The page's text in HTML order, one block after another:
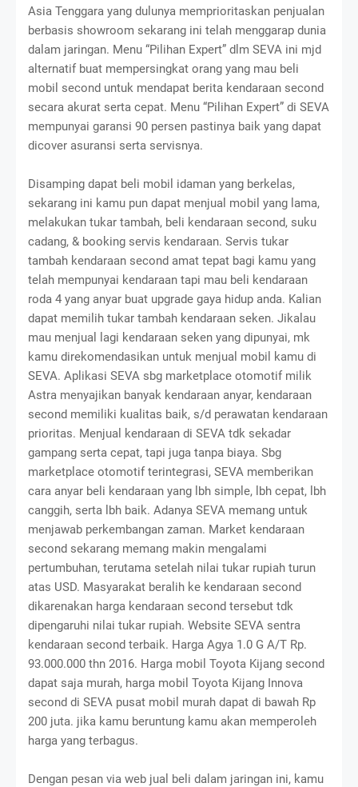
Asia Tenggara yang dulunya memprioritaskan penjualan
berbasis showroom sekarang ini telah menggarap dunia
dalam jaringan. Menu “Pilihan Expert” dlm SEVA ini mjd
alternatif buat mempersingkat orang yang mau beli
mobil second untuk mendapat berita kendaraan second
secara akurat serta cepat. Menu “Pilihan Expert” di SEVA
mempunyai garansi 90 persen pastinya baik yang dapat
dicover asuransi serta servisnya.
Disamping dapat beli mobil idaman yang berkelas,
sekarang ini kamu pun dapat menjual mobil yang lama,
melakukan tukar tambah, beli kendaraan second, suku
cadang, & booking servis kendaraan. Servis tukar
tambah kendaraan second amat tepat bagi kamu yang
telah mempunyai kendaraan tapi mau beli kendaraan
roda 4 yang anyar buat upgrade gaya hidup anda. Kalian
dapat memilih tukar tambah kendaraan seken. Jikalau
mau menjual lagi kendaraan seken yang dipunyai, mk
kamu direkomendasikan untuk menjual mobil kamu di
SEVA. Aplikasi SEVA sbg marketplace otomotif milik
Astra menyajikan banyak kendaraan anyar, kendaraan
second memiliki kualitas baik, s/d perawatan kendaraan
prioritas. Menjual kendaraan di SEVA tdk sekadar
gampang serta cepat, tapi juga tanpa biaya. Sbg
marketplace otomotif terintegrasi, SEVA memberikan
cara anyar beli kendaraan yang lbh simple, lbh cepat, lbh
canggih, serta lbh baik. Adanya SEVA memang untuk
menjawab perkembangan zaman. Market kendaraan
second sekarang memang makin mengalami
pertumbuhan, terutama setelah nilai tukar rupiah turun
atas USD. Masyarakat beralih ke kendaraan second
dikarenakan harga kendaraan second tersebut tdk
dipengaruhi nilai tukar rupiah. Website SEVA sentra
kendaraan second terbaik. Harga Agya 1.0 G A/T Rp.
93.000.000 thn 2016. Harga mobil Toyota Kijang second
dapat saja murah, harga mobil Toyota Kijang Innova
second di SEVA pusat mobil murah dapat di bawah Rp
200 juta. jika kamu beruntung kamu akan memperoleh
harga yang terbagus.
Dengan pesan via web jual beli dalam jaringan ini, kamu